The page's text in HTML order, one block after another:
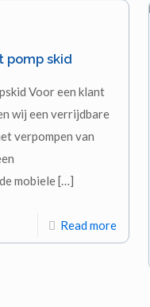
pomp skid
Voor een klant
wij een verrijdbare
verpompen van
mobiele[…]
Read more